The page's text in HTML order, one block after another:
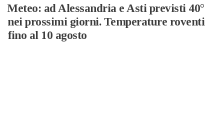
Meteo: ad Alessandria e Asti previsti 40°
nei prossimi giorni. Temperature roventi
fino al 10 agosto